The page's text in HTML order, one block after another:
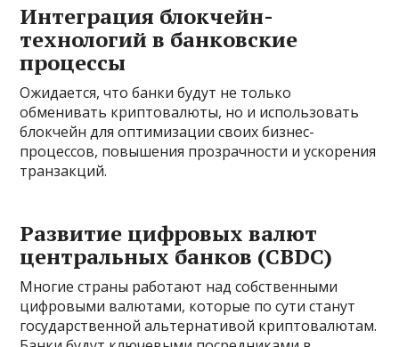
Интеграция блокчейн-
технологий в банковские
процессы
Ожидается, что банки будут не только
обменивать криптовалюты, но и использовать
блокчейн для оптимизации своих бизнес-
процессов, повышения прозрачности и ускорения
транзакций.
Развитие цифровых валют
центральных банков (CBDC)
Многие страны работают над собственными
цифровыми валютами, которые по сути станут
государственной альтернативой криптовалютам.